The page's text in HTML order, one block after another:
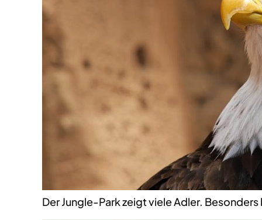
Der Jungle-Park zeigt viele Adler.